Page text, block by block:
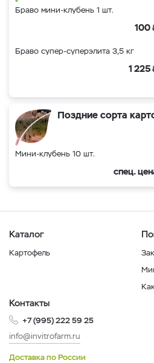
Браво мини-клубень 1 шт.
100
Браво супер-суперэлита 3,5 кг
1 225
Поздние сорта
Мини-клубень 10 шт.
спец.
Каталог
Картофель
Контакты
+7 (995) 222 59 25
info@invitrofarm.ru
Доставка по России